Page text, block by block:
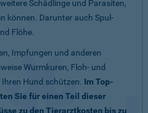
Schädlinge und Parasiten,
können. Darunter auch Spul-
Flöhe.
Impfungen und anderen
Wurmkuren, Floh- und
Hund schützen. Im Top-
Sie für einen Teil dieser
zu den Tierarztkosten bis zu